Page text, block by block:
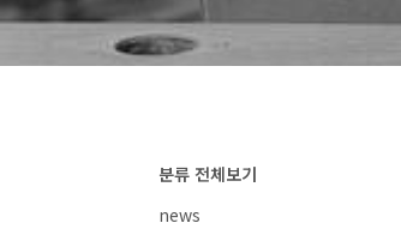
분류 전체보기
news